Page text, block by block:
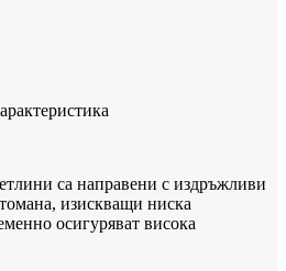
са направени с издръжливи
изискващи ниска
осигуряват висока